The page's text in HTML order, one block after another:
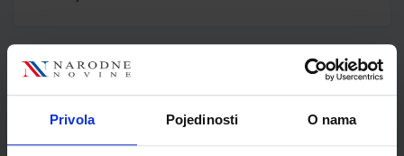
Privola Pojedinosti O nama
Detalji proizvoda